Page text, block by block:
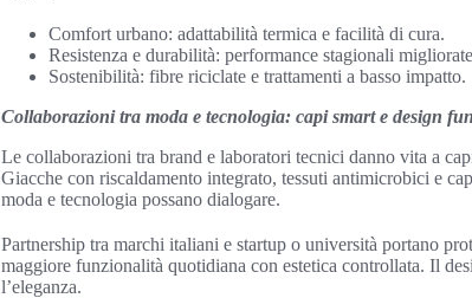
Comfort urbano: adattabilità termica e facilità di cura.
Resistenza e durabilità: performance stagionali
Sostenibilità: fibre riciclate e trattamenti a basso impatto.
Collaborazioni tra moda e tecnologia: capi smart e design
Le collaborazioni tra brand e laboratori tecnici danno vita a
Giacche con riscaldamento integrato, tessuti antimicrobici e
moda e tecnologia possano dialogare.
Partnership tra marchi italiani e startup o università portano
maggiore funzionalità quotidiana con estetica controllata. Il
l’eleganza.